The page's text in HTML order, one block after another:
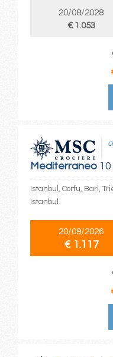
20/08/2028
€ 1.053
Mediterraneo10
Istanbul, Corfu, Bari,
Istanbul
20/09/2026
€ 1.117